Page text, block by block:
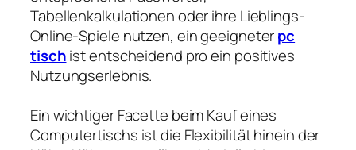
Tabellenkalkulationen oder ihre Lieblings-
Online-Spiele nutzen, ein geeigneterpc
tischist entscheidend pro ein positives
Nutzungserlebnis.
Ein wichtiger Facette beim Kauf eines
Computertischs ist die Flexibilität hinein der